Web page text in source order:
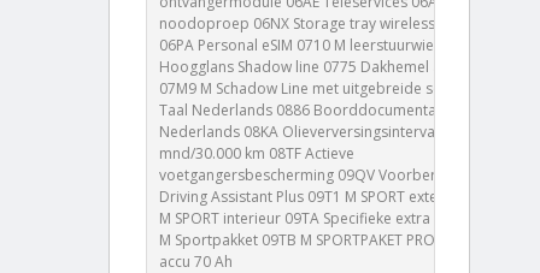
noodoproep 06NX Storage tray wireless Charging
06PA Personal eSIM 0710 M leerstuurwiel 0760
Hoogglans Shadow line 0775 Dakhemel antraciet
07M9 M Schadow Line met uitgebreide scope 0868
Taal Nederlands 0886 Boorddocumentatie
Nederlands 08KA Olieverversingsinterval 24
mnd/30.000 km 08TF Actieve
voetgangersbescherming 09QV Voorbereiding
Driving Assistant Plus 09T1 M SPORT exterieur 09T2
M SPORT interieur 09TA Specifieke extra uitrustingen
M Sportpakket 09TB M SPORTPAKET PRO A070 AGM-
accu 70 Ah